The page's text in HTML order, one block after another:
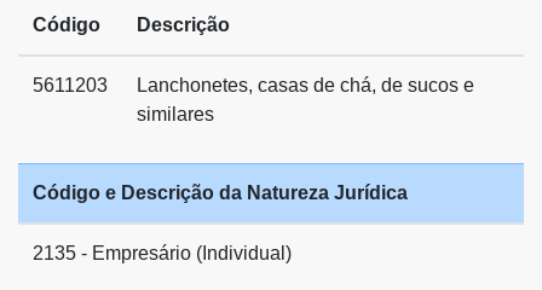
Código Descrição
5611203
Lanchonetes, casas de chá, de sucos e
similares
Código e Descrição da Natureza Jurídica
2135 - Empresário (Individual)